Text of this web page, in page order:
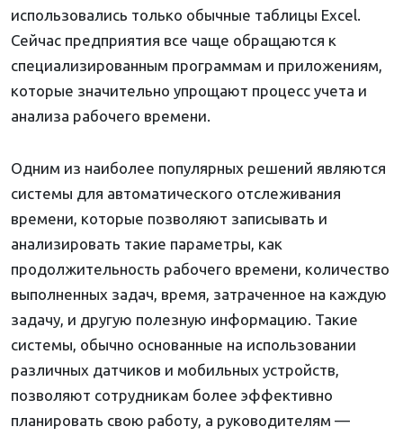
использовались только обычные таблицы Excel.
Сейчас предприятия все чаще обращаются к
специализированным программам и приложениям,
которые значительно упрощают процесс учета и
анализа рабочего времени.
Одним из наиболее популярных решений являются
системы для автоматического отслеживания
времени, которые позволяют записывать и
анализировать такие параметры, как
продолжительность рабочего времени, количество
выполненных задач, время, затраченное на каждую
задачу, и другую полезную информацию. Такие
системы, обычно основанные на использовании
различных датчиков и мобильных устройств,
позволяют сотрудникам более эффективно
планировать свою работу, а руководителям —